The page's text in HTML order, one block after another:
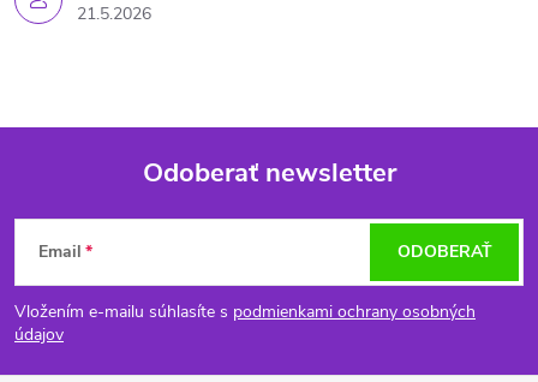
21.5.2026
Z
á
p
Odoberať newsletter
Email
Vložením e-mailu súhlasíte s podmienkami ochrany osobných
údajov
ODOBERAŤ